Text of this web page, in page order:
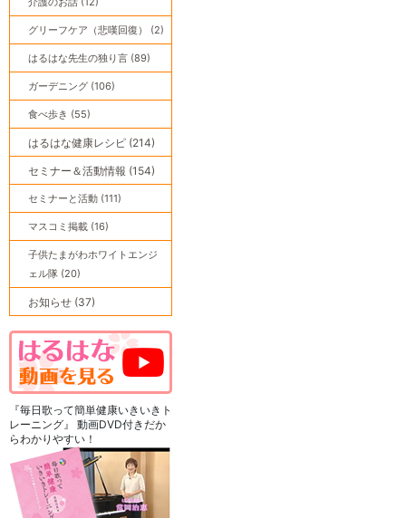
グリーフケア（悲嘆回復） (2)
はるはな先生の独り言 (89)
ガーデニング (106)
食べ歩き (55)
はるはな健康レシピ (214)
セミナー＆活動情報 (154)
セミナーと活動 (111)
マスコミ掲載 (16)
子供たまがわホワイトエンジ
ェル隊 (20)
お知らせ (37)
『毎日歌って簡単健康いきいきト
レーニング』 動画DVD付きだか
らわかりやすい！